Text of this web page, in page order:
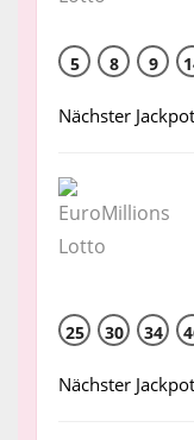
5 8 9
Nächster
25 30 34
Nächster